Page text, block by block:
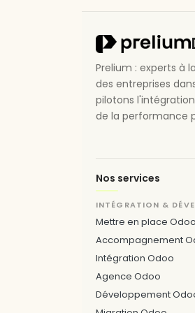
Prelium : experts à
des entreprises
pilotons
de la performance
Nos services
INTÉGRATION &
Mettre en place Odoo
Accompagnement
Intégration Odoo
Agence Odoo
Développement